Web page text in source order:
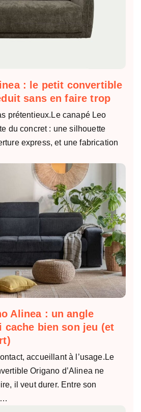
: le petit convertible
sans en faire trop
prétentieux.Le canapé Leo
du concret : une silhouette
express, et une fabrication
Alinea : un angle
cache bien son jeu (et
accueillant à l’usage.Le
Origano d’Alinea ne
il veut durer. Entre son